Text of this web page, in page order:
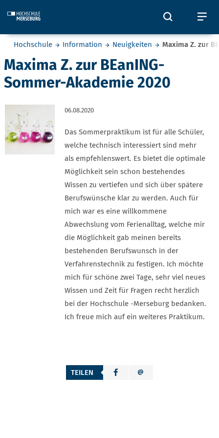
Öffnet
Sie befinden sich hier:
Hochschule Information Neuigkeiten Maxima Z. zur
Maxima Z. zur BEanING-
Sommer-Akademie 2020
06.08.2020
Das Sommerpraktikum ist für alle Schüler,
welche technisch interessiert sind mehr
als empfehlenswert. Es bietet die optimale
Möglichkeit sein schon bestehendes
Wissen zu vertiefen und sich über spätere
Berufswünsche klar zu werden. Auch für
mich war es eine willkommene
Abwechslung vom Ferienalltag, welche mir
die Möglichkeit gab meinen bereits
bestehenden Berufswunsch in der
Verfahrenstechnik zu festigen. Ich möchte
mich für schöne zwei Tage, sehr viel neues
Wissen und Zeit für Fragen recht herzlich
bei der Hochschule -Merseburg bedanken.
Ich freue mich auf ein weiteres Praktikum.
TEILEN